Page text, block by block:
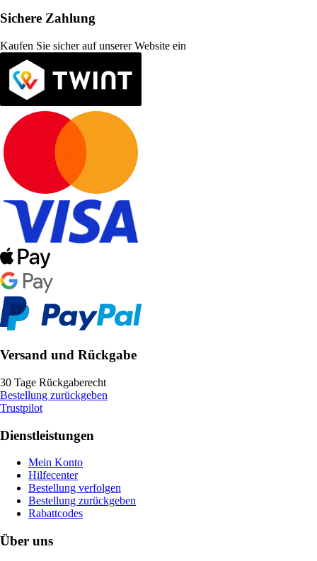
Sichere Zahlung
Kaufen Sie sicher auf unserer Website ein
Versand und Rückgabe
30 Tage Rückgaberecht
Bestellung zurückgeben
Trustpilot
Dienstleistungen
Mein Konto
Hilfecenter
Bestellung verfolgen
Bestellung zurückgeben
Rabattcodes
Über uns